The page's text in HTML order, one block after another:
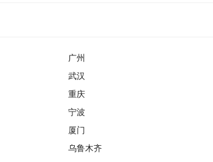
广州
武汉
重庆
宁波
厦门
乌鲁木齐